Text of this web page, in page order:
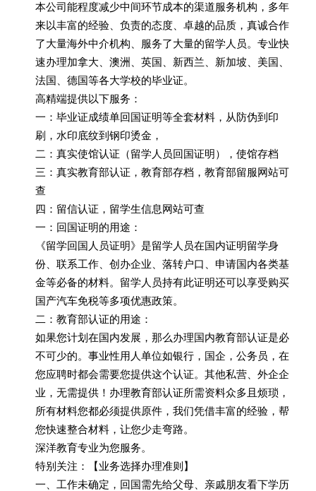
本公司能程度减少中间环节成本的渠道服务机构，多年
来以丰富的经验、负责的态度、卓越的品质，真诚合作
了大量海外中介机构、服务了大量的留学人员。专业快
速办理加拿大、澳洲、英国、新西兰、新加坡、美国、
法国、德国等各大学校的毕业证。
高精端提供以下服务：
一：毕业证成绩单回国证明等全套材料，从防伪到印
刷，水印底纹到钢印烫金，
二：真实使馆认证（留学人员回国证明），使馆存档
三：真实教育部认证，教育部存档，教育部留服网站可
查
四：留信认证，留学生信息网站可查
一：回国证明的用途：
《留学回国人员证明》是留学人员在国内证明留学身
份、联系工作、创办企业、落转户口、申请国内各类基
金等必备的材料。留学人员持有此证明还可以享受购买
国产汽车免税等多项优惠政策。
二：教育部认证的用途：
如果您计划在国内发展，那么办理国内教育部认证是必
不可少的。事业性用人单位如银行，国企，公务员，在
您应聘时都会需要您提供这个认证。其他私营、外企企
业，无需提供！办理教育部认证所需资料众多且烦琐，
所有材料您都必须提供原件，我们凭借丰富的经验，帮
您快速整合材料，让您少走弯路。
深洋教育专业为您服务。
特别关注：【业务选择办理准则】
一、工作未确定，回国需先给父母、亲戚朋友看下学历